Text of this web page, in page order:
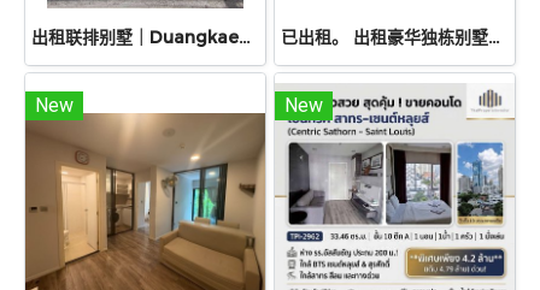
出租联排别墅｜Duangkaew Village 已出租。 出租豪华独栋别墅位于 PYVE Ratchaphruek–Sirindhorn 的稀有转角独栋别墅，土地面积 53.9 平方哇，使用面积 229 平方米，规划 3间卧室、4间浴室，配备宽敞厨房、Pantry、多功能房及花园空间。
New New